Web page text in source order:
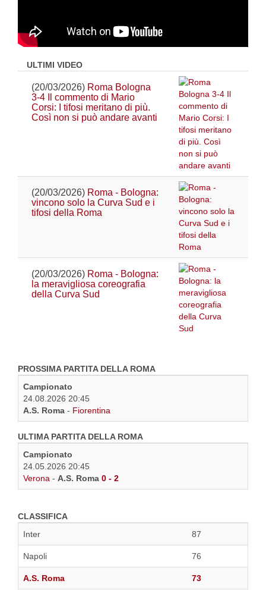
ULTIMI VIDEO
(20/03/2026) Roma Bologna
3-4 Il commento di Mario
Corsi: I tifosi meritano di più.
Così non si può andare avanti
(20/03/2026) Roma - Bologna:
vincono solo la Curva Sud e i
tifosi della Roma
(20/03/2026) Roma - Bologna:
la meravigliosa coreografia
della Curva Sud
PROSSIMA PARTITA DELLA ROMA
Campionato
24.08.2026 20:45
A.S. Roma - Fiorentina
ULTIMA PARTITA DELLA ROMA
Campionato
24.05.2026 20:45
Verona - A.S. Roma 0 - 2
CLASSIFICA
Inter
87
Napoli 76
A.S. Roma 73